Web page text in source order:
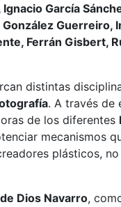
García
Guerreiro,
Ferrán Gisbert,
distintas
. A través de
de los diferentes
mecanismos
plásticos,
Dios Navarro,